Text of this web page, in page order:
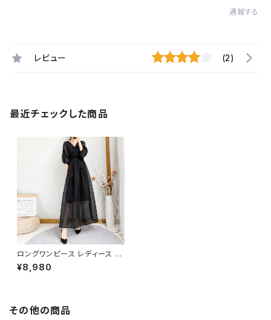
通報する
レビュー (2)
最近チェックした商品
ロングワンピース レディース シ
ースルー Aライン 体型カバー V
ネック 長袖 ふんわり袖 マキシ
ン 春 夏 秋 冬 きれいめ 通勤 デ
ート 二次会 発表会 同窓会 お
¥8,980
その他の商品